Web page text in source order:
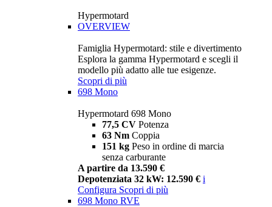
Hypermotard
OVERVIEW
Famiglia Hypermotard: stile e divertimento
Esplora la gamma Hypermotard e scegli il
modello più adatto alle tue esigenze.
Scopri di più
698 Mono
Hypermotard 698 Mono
77,5 CV Potenza
63 Nm Coppia
151 kg Peso in ordine di marcia
senza carburante
A partire da 13.590 €
Depotenziata 32 kW: 12.590 € i
Configura Scopri di più
698 Mono RVE